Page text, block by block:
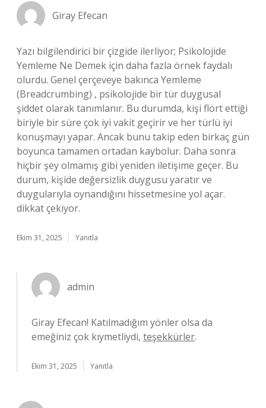
Giray Efecan
Yazı bilgilendirici bir çizgide ilerliyor; Psikolojide
Yemleme Ne Demek için daha fazla örnek faydalı
olurdu. Genel çerçeveye bakınca Yemleme
(Breadcrumbing) , psikolojide bir tür duygusal
şiddet olarak tanımlanır. Bu durumda, kişi flört ettiği
biriyle bir süre çok iyi vakit geçirir ve her türlü iyi
konuşmayı yapar. Ancak bunu takip eden birkaç gün
boyunca tamamen ortadan kaybolur. Daha sonra
hiçbir şey olmamış gibi yeniden iletişime geçer. Bu
durum, kişide değersizlik duygusu yaratır ve
duygularıyla oynandığını hissetmesine yol açar.
dikkat çekiyor.
Ekim 31, 2025 Yanıtla
admin
Giray Efecan! Katılmadığım yönler olsa da
emeğiniz çok kıymetliydi, teşekkürler.
Ekim 31, 2025 Yanıtla